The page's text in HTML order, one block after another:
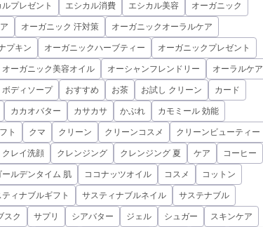
ルプレゼント エシカル消費 エシカル美容 オーガニック
オーガニック 汗対策 オーガニックオーラルケア
プキン オーガニックハーブティー オーガニックプレゼント
オーガニック美容オイル オーシャンフレンドリー オーラルケア
ディソープ おすすめ お茶 お試し クリーン カード
カカオバター カサカサ かぶれ カモミール 効能
ト クマ クリーン クリーンコスメ クリーンビューティー
クレイ洗顔 クレンジング クレンジング 夏 ケア コーヒー
ールデンタイム 肌 ココナッツオイル コスメ コットン
ティナブルギフト サスティナブルネイル サステナブル
スク サプリ シアバター ジェル シュガー スキンケア